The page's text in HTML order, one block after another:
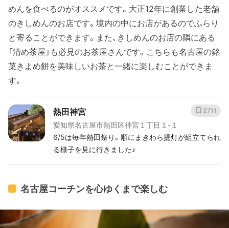
めんを食べるのがオススメです。大正12年に創業した老舗
のきしめんのお店です。境内の中にお店があるのでふらり
と寄ることができます。また、きしめんのお店の隣にある
「清め茶屋」も必見のお茶屋さんです。こちらも名古屋の銘
菓きよめ餅を美味しいお茶と一緒に楽しむことができま
す。
熱田神宮
愛知県名古屋市熱田区神宮１丁目１-１
6/5は毎年熱田祭り。順にまきわら提灯が組立てられ
る様子を見に行きました♪
2711
名古屋コーチンを心ゆくまで楽しむ